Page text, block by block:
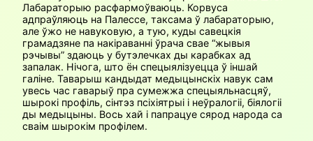
Лабараторыю расфармоўваюць. Корвуса
адпраўляюць на Палессе, таксама ў лабараторыю,
але ўжо не навуковую, а тую, куды савецкія
грамадзяне па накіраванні ўрача свае “жывыя
рэчывы” здаюць у бутэлечках ды карабках ад
запалак. Нічога, што ён спецыялізуецца ў іншай
галіне. Таварыш кандыдат медыцынскіх навук сам
увесь час гаварыў пра сумежжа спецыяльнасцяў,
шырокі профіль, сінтэз псіхіятрыі і неўралогіі, біялогіі
ды медыцыны. Вось хай і папрацуе сярод народа са
сваім шырокім профілем.